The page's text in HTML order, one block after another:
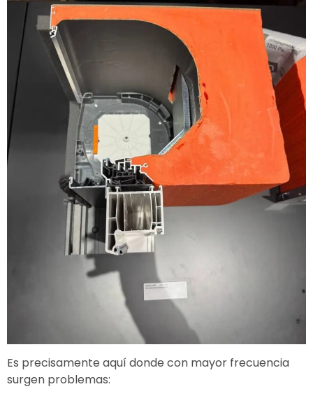
Es precisamente aquí donde con mayor frecuencia
surgen problemas: